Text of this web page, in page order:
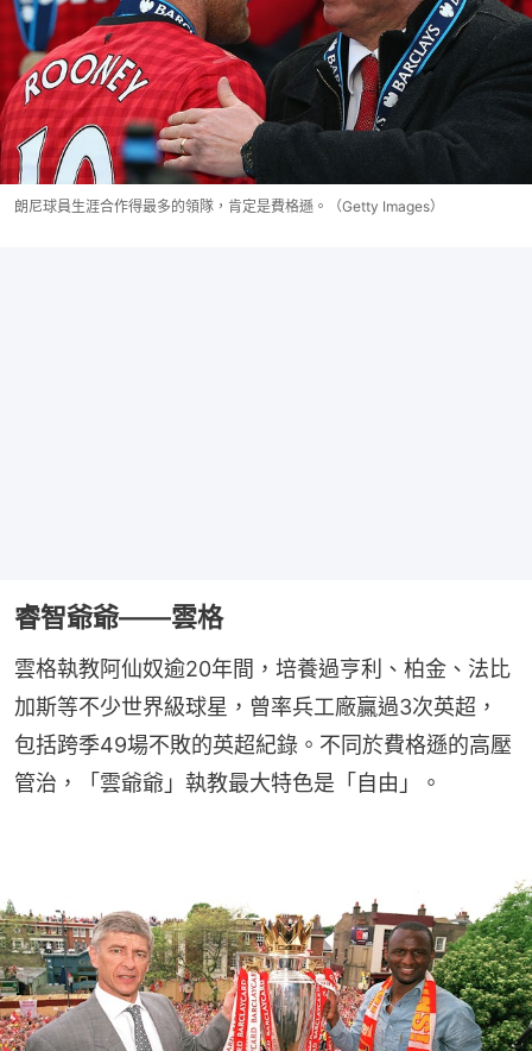
朗尼球員生涯合作得最多的領隊，肯定是費格遜。（Getty Images）
睿智爺爺——雲格
雲格執教阿仙奴逾20年間，培養過亨利、柏金、法比
加斯等不少世界級球星，曾率兵工廠贏過3次英超，
包括跨季49場不敗的英超紀錄。不同於費格遜的高壓
管治，「雲爺爺」執教最大特色是「自由」。